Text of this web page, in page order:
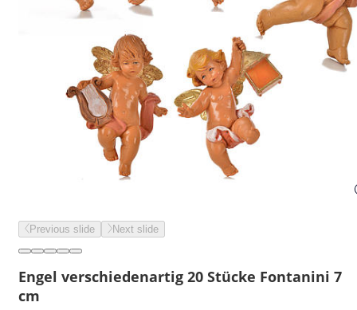
Previous slide Next slide
Engel verschiedenartig 20 Stücke Fontanini 7
cm